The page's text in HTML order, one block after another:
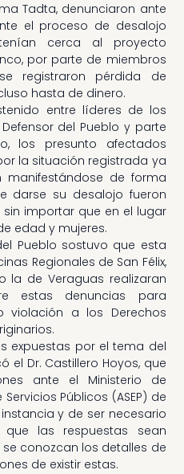
Tadta, denunciaron ante
el proceso de desalojo
cerca al proyecto
por parte de miembros
registraron pérdida de
hasta de dinero.
entre líderes de los
del Pueblo y parte
los presunto afectados
la situación registrada ya
de forma
darse su desalojo fueron
importar que en el lugar
edad y mujeres.
Pueblo sostuvo que esta
Regionales de San Félix,
la de Veraguas realizaran
estas denuncias para
a los Derechos
expuestas por el tema del
el Dr. Castillero Hoyos, que
ante el Ministerio de
Públicos (ASEP) de
y de ser necesario
las respuestas sean
conozcan los detalles de
de existir estas.